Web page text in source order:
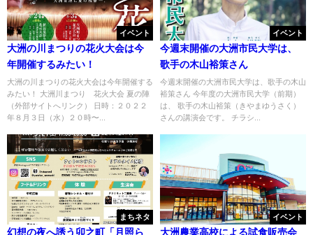
イベント
大洲の川まつりの花火大会は今
年開催するみたい！
大洲の川まつりの花火大会は今年開催する
みたい！ 大洲川まつり 花火大会 夏の陣
（外部サイトへリンク） 日時：２０２２
年８月３日（水）２０時〜...
イベント
今週末開催の大洲市民大学は、
歌手の木山裕策さん
今週末開催の大洲市民大学は、歌手の木山
裕策さん 今年度の大洲市民大学（前期）
は、 歌手の木山裕策（きやまゆうさく）
さんの講演会です。 チラシ...
まちネタ
幻想の夜へ誘う卯之町「月照ら
イベント
大洲農業高校による試食販売会